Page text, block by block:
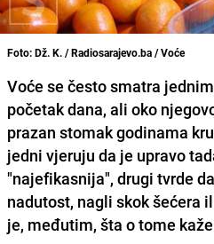
Foto: Dž. K. / Radiosarajevo.ba / Voće
Voće se često smatra
početak dana, ali oko
prazan stomak godinama
jedni vjeruju da je upravo
"najefikasnija", drugi tvrde
nadutost, nagli skok šećera
je, međutim, šta o tome